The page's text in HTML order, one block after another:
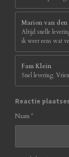
Marion van den
Altijd snelle
ik weer eens wat
Fam Klein
Snel levering.
Reactie
Naam *